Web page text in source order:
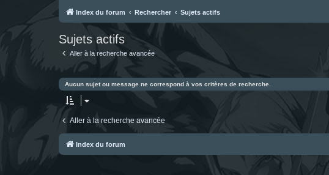
Index du forum Rechercher Sujets actifs
Sujets actifs
Aller à la recherche avancée
Aucun sujet ou message ne correspond à vos critères de recherche.
Aller à la recherche avancée
Index du forum